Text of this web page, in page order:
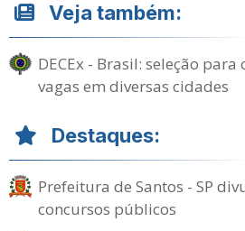
Veja também:
DECEx - Brasil: seleção
vagas em diversas cidades
Destaques:
Prefeitura de Santos - SP
concursos públicos